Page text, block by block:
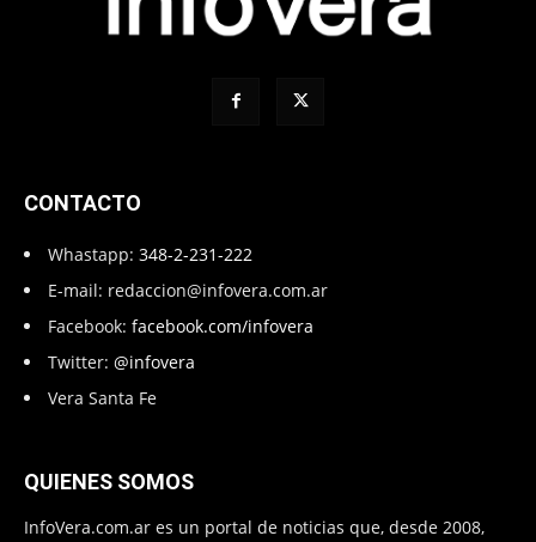
CONTACTO
Whastapp: 348-2-231-222
E-mail: redaccion@infovera.com.ar
Facebook: facebook.com/infovera
Twitter: @infovera
Vera Santa Fe
QUIENES SOMOS
InfoVera.com.ar es un portal de noticias que, desde 2008,